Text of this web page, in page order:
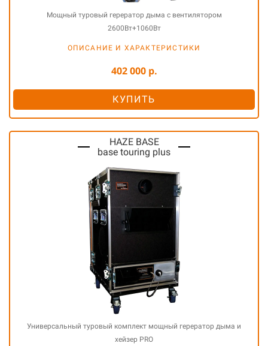
Мощный туровый герератор дыма с вентилятором
2600Вт+1060Вт
ОПИСАНИЕ И ХАРАКТЕРИСТИКИ
402 000 р.
КУПИТЬ
HAZE BASE
base touring plus
Универсальный туровый комплект мощный герератор дыма и
хейзер PRO